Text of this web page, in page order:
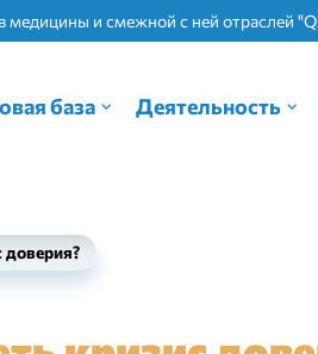
медицины и смежной с ней отраслей
база Деятельность
доверия?